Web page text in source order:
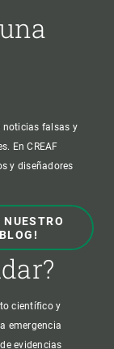
noticias falsas y
En CREAF
y diseñadores
NUESTRO
BLOG!
científico y
emergencia
evidencias